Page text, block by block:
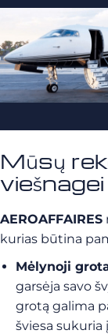
Mūsų
AEROAFFAIRES
kurias būtina
Mėlynoji
garsėja savo
grotą galima
šviesa